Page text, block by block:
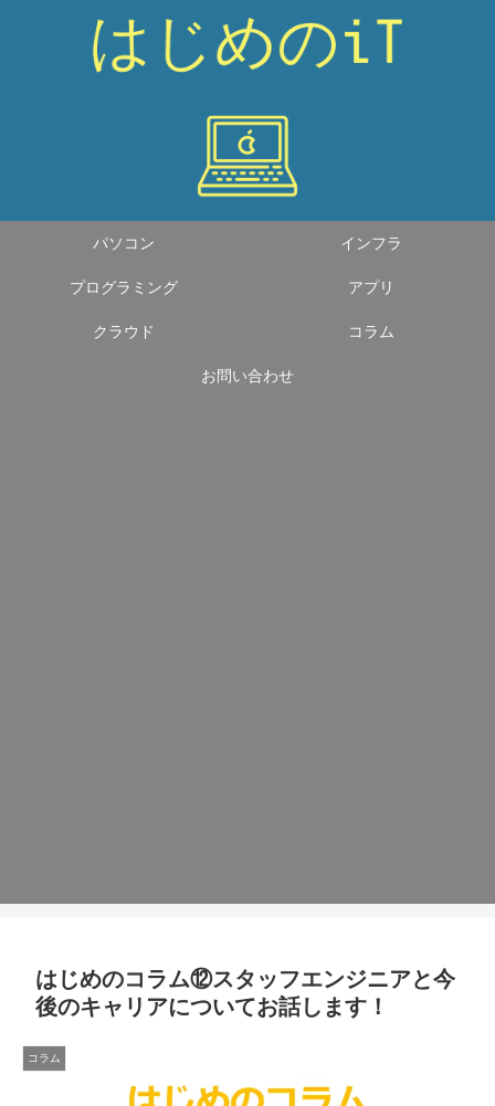
パソコン インフラ
プログラミング アプリ
クラウド コラム
お問い合わせ
はじめのコラム⑫スタッフエンジニアと今
後のキャリアについてお話します！
コラム